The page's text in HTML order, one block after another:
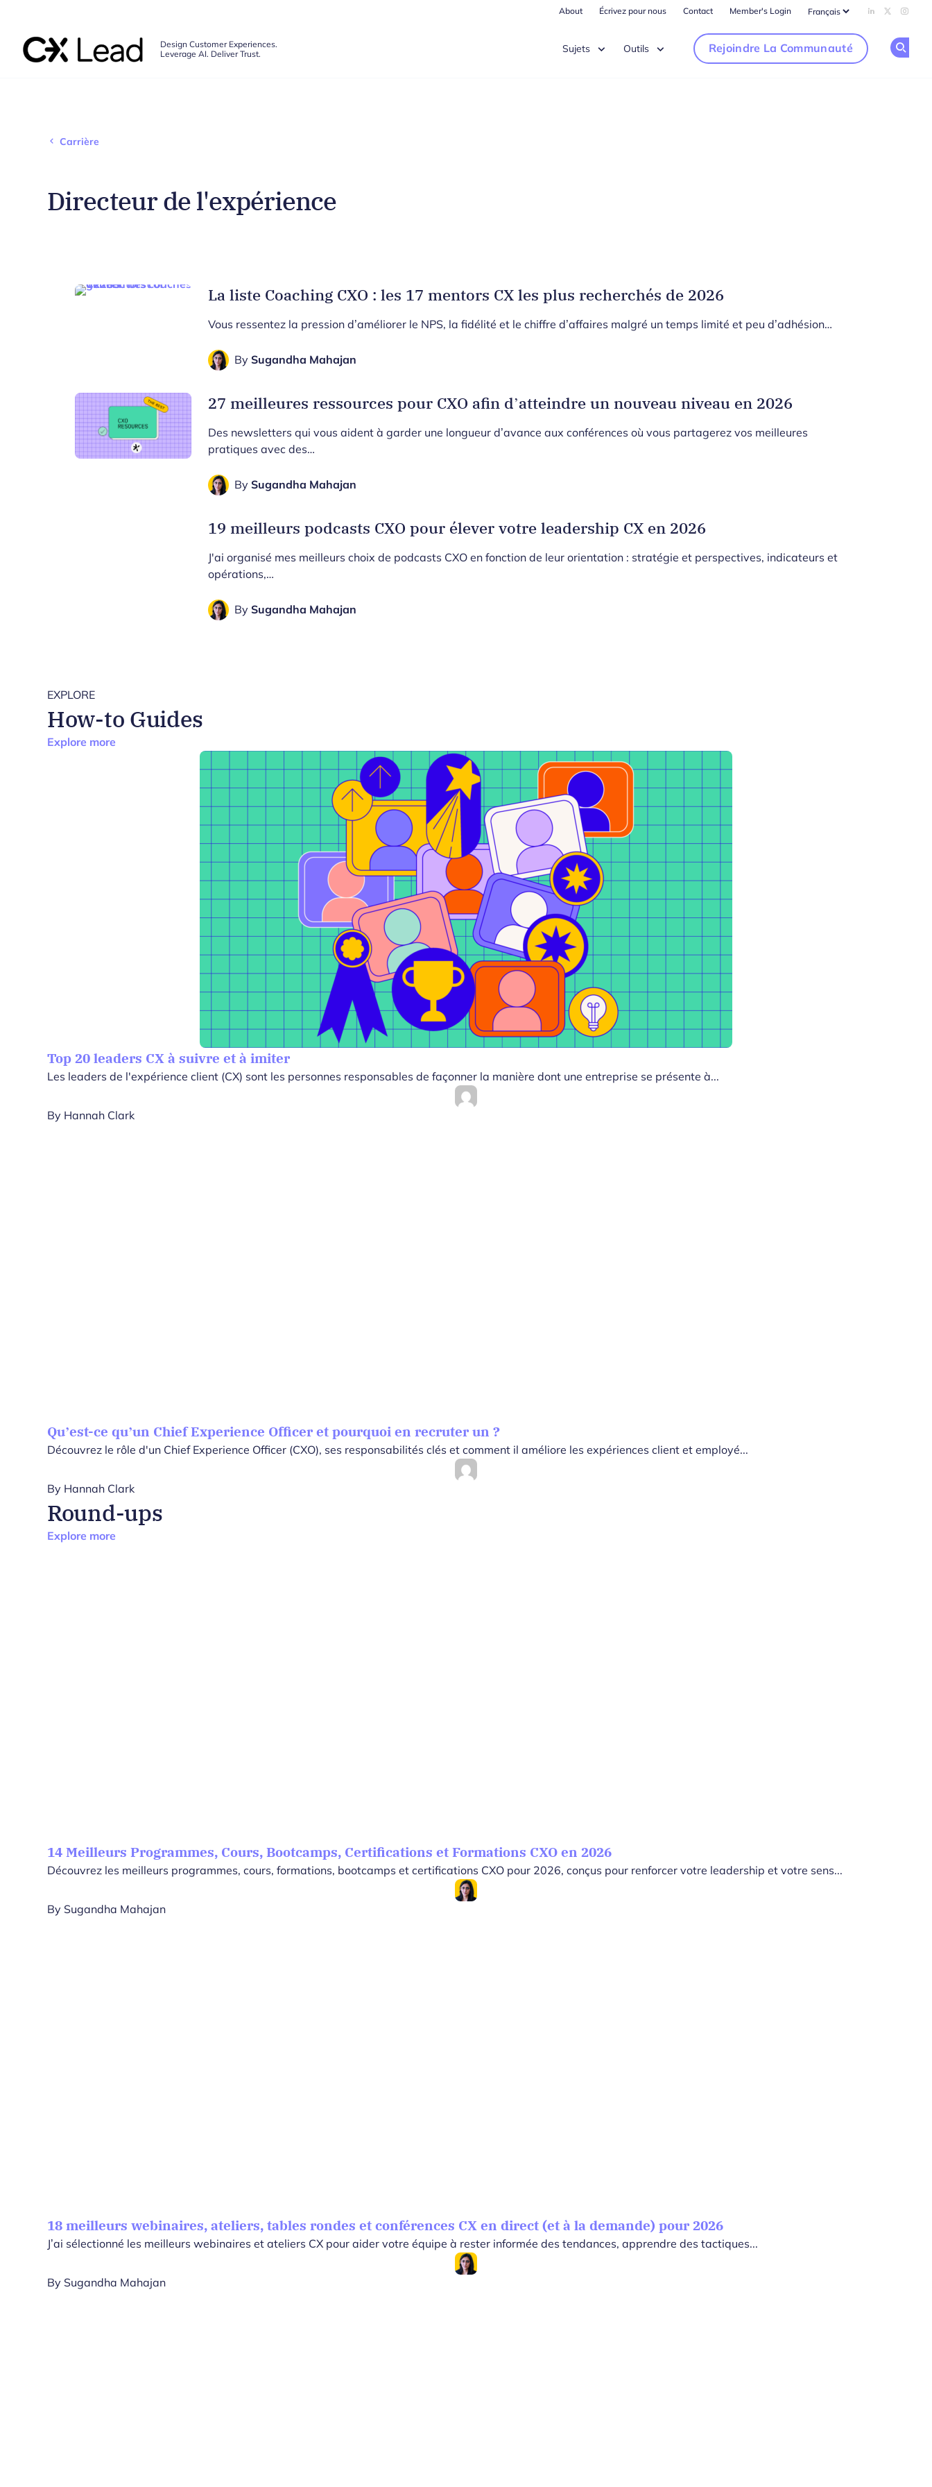
About Écrivez pour nous Contact Member's Login Add us on
Follow
Design Customer Experiences.
Leverage AI. Deliver Trust.
Sujets Outils Rejoindre La Communauté
Carrière
Directeur de l'expérience
La liste Coaching CXO : les 17 mentors CX les plus recherchés de 2026
Vous ressentez la pression d’améliorer le NPS, la fidélité et le chiffre d’affaires malgré un temps limité et peu d’adhésion…
By Sugandha Mahajan
27 meilleures ressources pour CXO afin d’atteindre un nouveau niveau en 2026
Des newsletters qui vous aident à garder une longueur d’avance aux conférences où vous partagerez vos meilleures
pratiques avec des…
By Sugandha Mahajan
19 meilleurs podcasts CXO pour élever votre leadership CX en 2026
J'ai organisé mes meilleurs choix de podcasts CXO en fonction de leur orientation : stratégie et perspectives, indicateurs et
opérations,…
By Sugandha Mahajan
EXPLORE
How-to Guides
Explore more
Top 20 leaders CX à suivre et à imiter
Les leaders de l'expérience client (CX) sont les personnes responsables de façonner la manière dont une entreprise se présente à...
By Hannah Clark
Qu’est-ce qu’un Chief Experience Officer et pourquoi en recruter un ?
Découvrez le rôle d'un Chief Experience Officer (CXO), ses responsabilités clés et comment il améliore les expériences client et employé...
By Hannah Clark
Round-ups
Explore more
14 Meilleurs Programmes, Cours, Bootcamps, Certifications et Formations CXO en 2026
Découvrez les meilleurs programmes, cours, formations, bootcamps et certifications CXO pour 2026, conçus pour renforcer votre leadership et votre sens...
By Sugandha Mahajan
18 meilleurs webinaires, ateliers, tables rondes et conférences CX en direct (et à la demande) pour 2026
J’ai sélectionné les meilleurs webinaires et ateliers CX pour aider votre équipe à rester informée des tendances, apprendre des tactiques...
By Sugandha Mahajan